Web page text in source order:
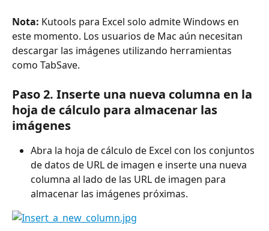
Nota: Kutools para Excel solo admite Windows en
este momento. Los usuarios de Mac aún necesitan
descargar las imágenes utilizando herramientas
como TabSave.
Paso 2. Inserte una nueva columna en la
hoja de cálculo para almacenar las
imágenes
Abra la hoja de cálculo de Excel con los conjuntos
de datos de URL de imagen e inserte una nueva
columna al lado de las URL de imagen para
almacenar las imágenes próximas.